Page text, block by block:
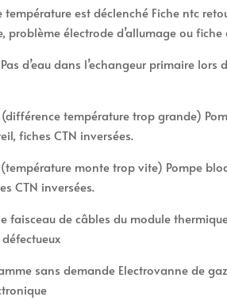
température est déclenché Fiche ntc
problème électrode d’allumage ou fiche
Pas d’eau dans l’echangeur primaire
(différence température trop grande)
fiches CTN inversées.
(température monte trop vite) Pompe
CTN inversées.
faisceau de câbles du module
sans demande Electrovanne de